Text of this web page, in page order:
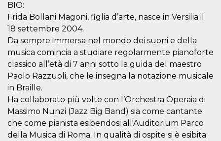
BIO:
Frida Bollani Magoni, figlia d’arte, nasce in Versilia il
18 settembre 2004.
Da sempre immersa nel mondo dei suoni e della
musica comincia a studiare regolarmente pianoforte
classico all’età di 7 anni sotto la guida del maestro
Paolo Razzuoli, che le insegna la notazione musicale
in Braille.
Ha collaborato più volte con l’Orchestra Operaia di
Massimo Nunzi (Jazz Big Band) sia come cantante
che come pianista esibendosi all'Auditorium Parco
della Musica di Roma. In qualità di ospite si è esibita
a logged-in
between
pages.
Stripe
m.stripe.com
1 year 1
month
is generally
used for
performance
of payment
processing
services,
facilitating
caching of
content on